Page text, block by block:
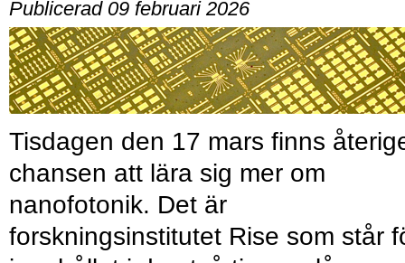
Publicerad 09 februari 2026
Tisdagen den 17 mars finns
chansen att lära sig mer om
nanofotonik. Det är
forskningsinstitutet Rise som står